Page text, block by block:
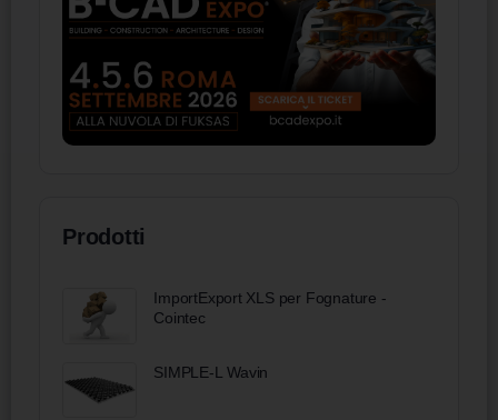
Prodotti
ImportExport XLS per Fognature -
Cointec
SIMPLE-L Wavin